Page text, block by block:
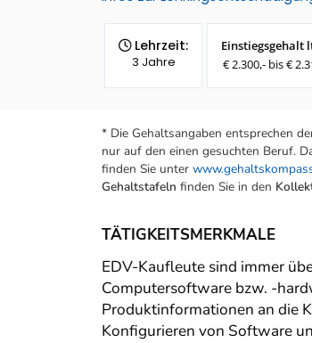
Lehrzeit:
3 Jahre
Einstiegsgehalt
€ 2.300,- bis €
* Die Gehaltsangaben entsprechen
nur auf den einen gesuchten Beruf.
finden Sie unter
Gehaltstafeln finden Sie in den
TÄTIGKEITSMERKMALE
EDV-Kaufleute sind immer
Computersoftware bzw. -
Produktinformationen an die
Konfigurieren von Software